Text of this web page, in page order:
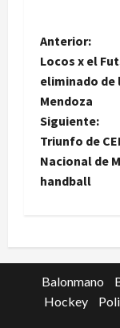
N
a
v
e
g
c
i
ó
Anterior:
Locos x el
eliminado de
Mendoza
Siguiente:
Triunfo de
Nacional de
handball
Balonmano
Hockey